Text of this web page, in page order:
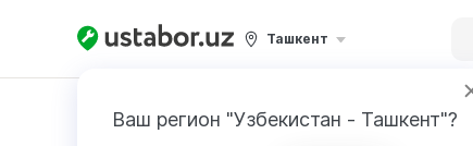
Ташкент
Ваш регион "Узбекистан - Ташкент"?